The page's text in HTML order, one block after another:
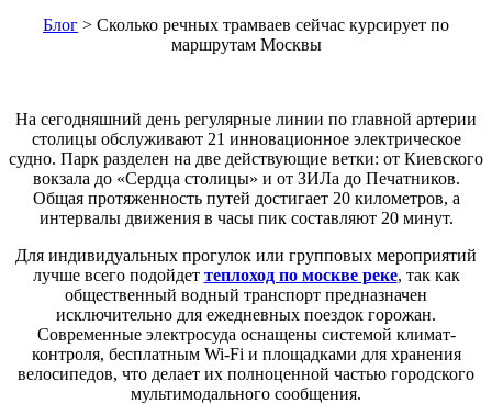
Блог > Сколько речных трамваев сейчас курсирует по
маршрутам Москвы
На сегодняшний день регулярные линии по главной артерии
столицы обслуживают 21 инновационное электрическое
судно. Парк разделен на две действующие ветки: от Киевского
вокзала до «Сердца столицы» и от ЗИЛа до Печатников.
Общая протяженность путей достигает 20 километров, а
интервалы движения в часы пик составляют 20 минут.
Для индивидуальных прогулок или групповых мероприятий
лучше всего подойдет теплоход по москве реке, так как
общественный водный транспорт предназначен
исключительно для ежедневных поездок горожан.
Современные электросуда оснащены системой климат-
контроля, бесплатным Wi-Fi и площадками для хранения
велосипедов, что делает их полноценной частью городского
мультимодального сообщения.